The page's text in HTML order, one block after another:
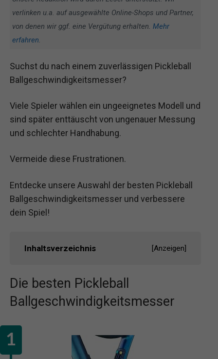
verlinken u.a. auf ausgewählte Online-Shops und Partner,
von denen wir ggf. eine Vergütung erhalten. Mehr
erfahren.
Suchst du nach einem zuverlässigen Pickleball
Ballgeschwindigkeitsmesser?
Viele Spieler wählen ein ungeeignetes Modell und
sind später enttäuscht von ungenauer Messung
und schlechter Handhabung.
Vermeide diese Frustrationen.
Entdecke unsere Auswahl der besten Pickleball
Ballgeschwindigkeitsmesser und verbessere
dein Spiel!
Inhaltsverzeichnis [Anzeigen]
Die besten Pickleball
Ballgeschwindigkeitsmesser